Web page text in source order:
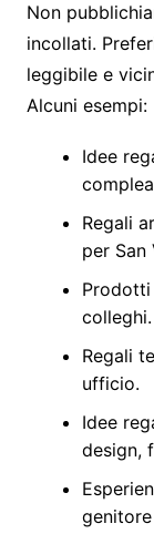
Non
incollati.
leggibile e
Alcuni esempi:
Idee
Regali
per San
colleghi.
Regali
ufficio.
Idee
design,